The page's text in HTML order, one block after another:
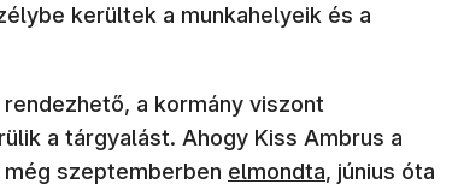
kerültek a munkahelyeik és a
a kormány viszont
a tárgyalást. Ahogy Kiss Ambrus a
szeptemberben (új ablakban nyílik meg)
elmondta, június óta